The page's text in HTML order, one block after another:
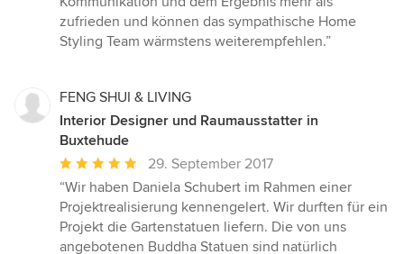
zufrieden und können das sympathische Home
Styling Team wärmstens weiterempfehlen.”
FENG SHUI & LIVING
Interior Designer und Raumausstatter in
Buxtehude
Durchschnittliche
Bewertung:
5
von
5
29. September 2017
“Wir haben Daniela Schubert im Rahmen einer
Projektrealisierung kennengelert. Wir durften für ein
Projekt die Gartenstatuen liefern. Die von uns
angebotenen Buddha Statuen sind natürlich